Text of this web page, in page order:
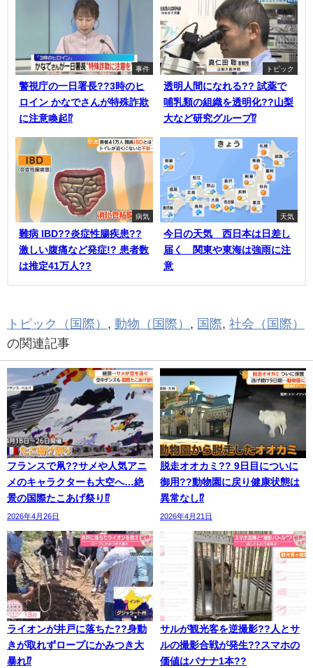
事件
警視庁の一日署長??3時のヒ
ロイン かなでさんが特殊詐欺
に注意喚起⁉
トピック
透明人間になれる?? 試薬で
哺乳類の組織を透明化??山梨
大など研究グループ⁉
病気
難病 IBD??炎症性腸疾患??
激しい腹痛など発症!? 患者数
は推定41万人??
天気
今日の天気 西日本は日差し
届く 関東や東海は強雨に注
意
トピック（国際） , 動物（国際） , 国際, 社会（国際）
の関連記事
フランスで凧??サメや人気アニ
メのキャラクターも大空へ…絶
景の国際たこあげ祭り⁉
2026年4月26日
脱走オオカミ?? 9日目についに
御用??動物園に戻り健康状態は
異常なし⁉
2026年4月21日
ライオンが井戸に落ちた??身動
きが取れずロープにかみつき大
暴れ⁉
サルが観光客を逆撮影??人とサ
ルの撮影合戦が発生??スマホの
価値はバナナ1本??